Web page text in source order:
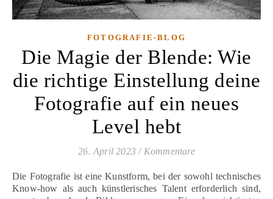
FOTOGRAFIE-BLOG
Die Magie der Blende: Wie
die richtige Einstellung deine
Fotografie auf ein neues
Level hebt
26. April 2023 / Kommentare
Die Fotografie ist eine Kunstform, bei der sowohl technisches
Know-how als auch künstlerisches Talent erforderlich sind,